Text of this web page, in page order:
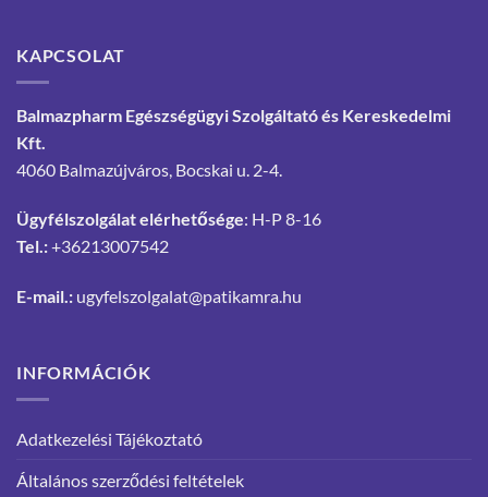
KAPCSOLAT
Balmazpharm Egészségügyi Szolgáltató és Kereskedelmi
Kft.
4060 Balmazújváros, Bocskai u. 2-4.
Ügyfélszolgálat elérhetősége: H-P 8-16
Tel.:+36213007542
E-mail.: ugyfelszolgalat@patikamra.hu
INFORMÁCIÓK
Adatkezelési Tájékoztató
Általános szerződési feltételek